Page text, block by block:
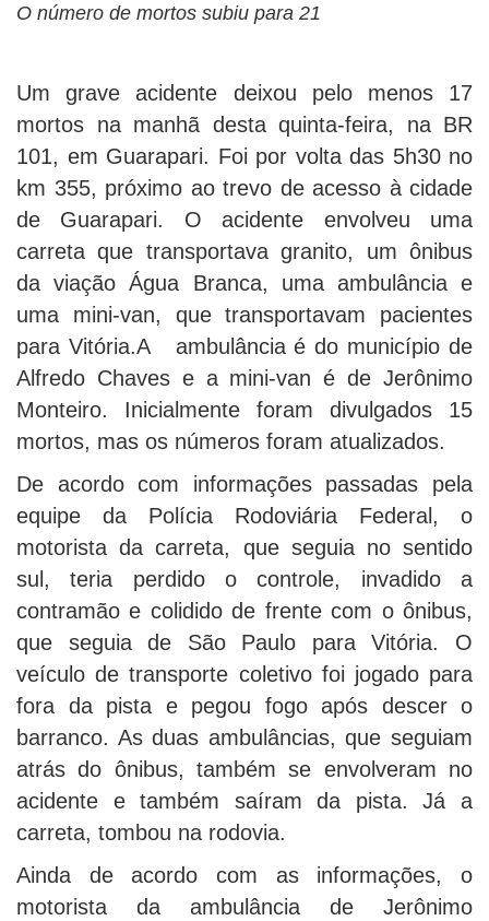
O número de mortos subiu para 21
Um grave acidente deixou pelo menos 17
mortos na manhã desta quinta-feira, na BR
101, em Guarapari. Foi por volta das 5h30 no
km 355, próximo ao trevo de acesso à cidade
de Guarapari. O acidente envolveu uma
carreta que transportava granito, um ônibus
da viação Água Branca, uma ambulância e
uma mini-van, que transportavam pacientes
para Vitória.A ambulância é do município de
Alfredo Chaves e a mini-van é de Jerônimo
Monteiro. Inicialmente foram divulgados 15
mortos, mas os números foram atualizados.
De acordo com informações passadas pela
equipe da Polícia Rodoviária Federal, o
motorista da carreta, que seguia no sentido
sul, teria perdido o controle, invadido a
contramão e colidido de frente com o ônibus,
que seguia de São Paulo para Vitória. O
veículo de transporte coletivo foi jogado para
fora da pista e pegou fogo após descer o
barranco. As duas ambulâncias, que seguiam
atrás do ônibus, também se envolveram no
acidente e também saíram da pista. Já a
carreta, tombou na rodovia.
Ainda de acordo com as informações, o
motorista da ambulância de Jerônimo